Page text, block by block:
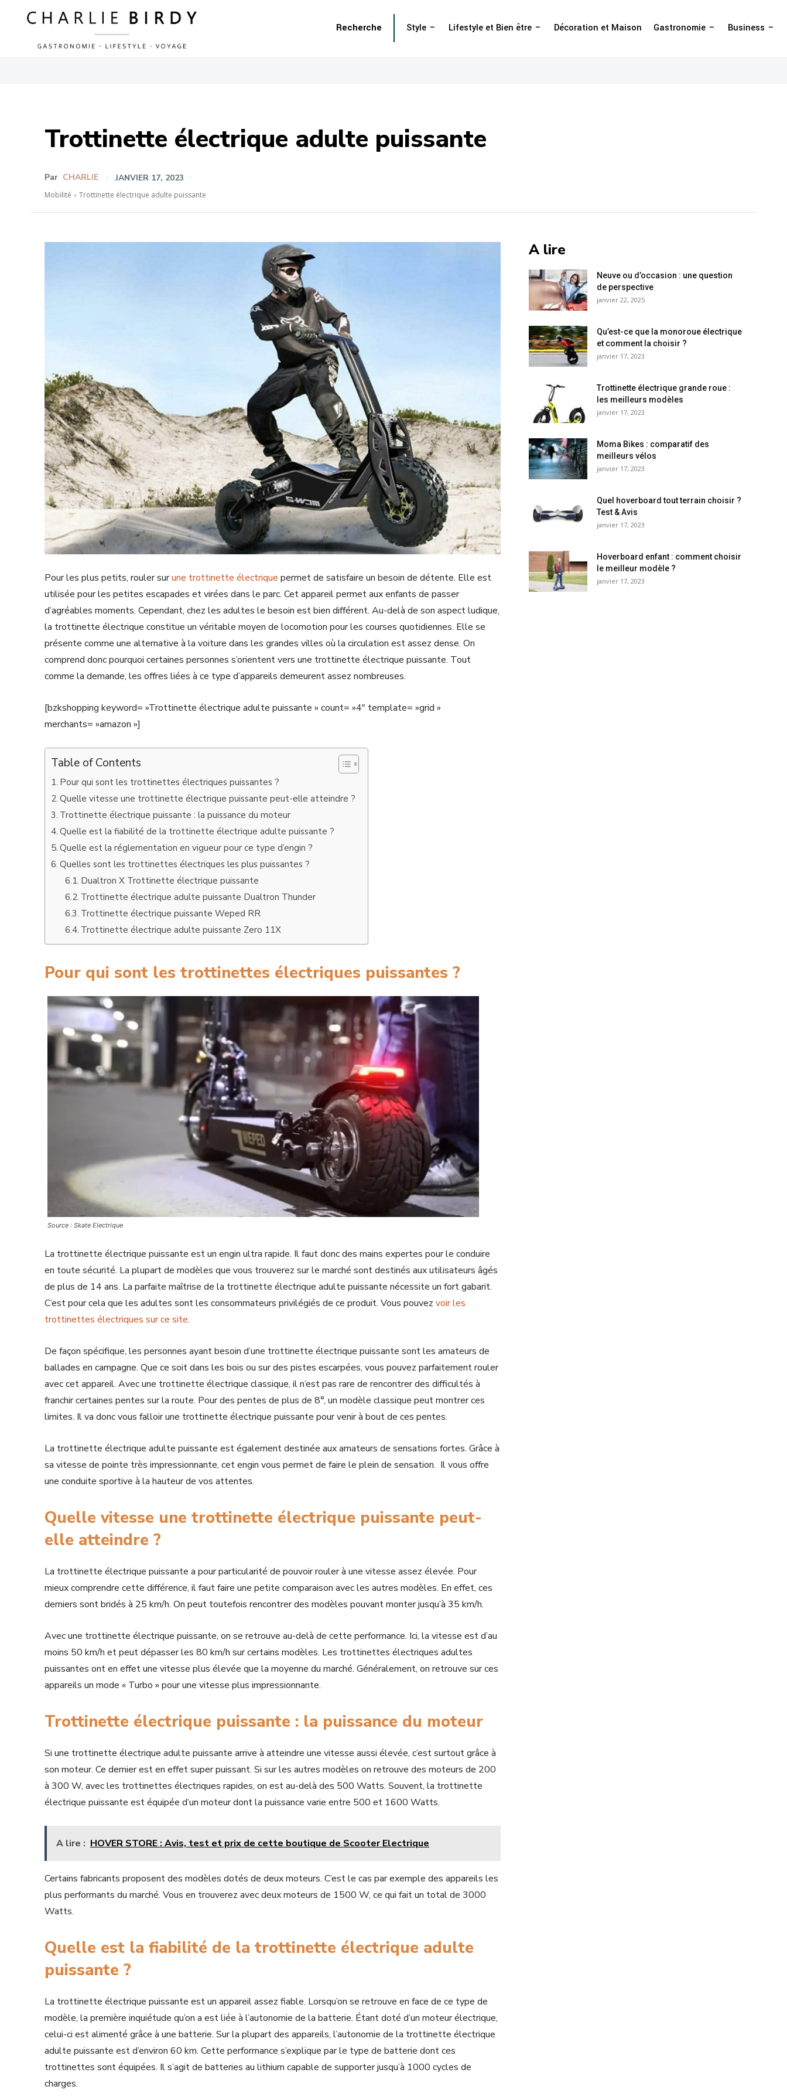
Style Lifestyle et Bien être Décoration et Maison Gastronomie Business
Recherche
Trottinette électrique adulte puissante
Par CHARLIE JANVIER 17, 2023
Mobilité Trottinette électrique adulte puissante
Pour les plus petits, rouler surune trottinette électrique permet de satisfaire un besoin de détente. Elle est
utilisée pour les petites escapades et virées dans le parc. Cet appareil permet aux enfants de passer
d’agréables moments. Cependant, chez les adultes le besoin est bien différent. Au-delà de son aspect ludique,
la trottinette électrique constitue un véritable moyen de locomotion pour les courses quotidiennes. Elle se
présente comme une alternative à la voiture dans les grandes villes où la circulation est assez dense. On
comprend donc pourquoi certaines personnes s’orientent vers une trottinette électrique puissante. Tout
comme la demande, les offres liées à ce type d’appareils demeurent assez nombreuses.
[bzkshopping keyword= »Trottinette électrique adulte puissante » count= »4″ template= »grid »
merchants= »amazon »]
Table of Contents
Pour qui sont les trottinettes électriques puissantes ?
Quelle vitesse une trottinette électrique puissante peut-elle atteindre ?
Trottinette électrique puissante : la puissance du moteur
Quelle est la fiabilité de la trottinette électrique adulte puissante ?
Quelle est la réglementation en vigueur pour ce type d’engin ?
Quelles sont les trottinettes électriques les plus puissantes ?
Dualtron X Trottinette électrique puissante
Trottinette électrique adulte puissante Dualtron Thunder
Trottinette électrique puissante Weped RR
Trottinette électrique adulte puissante Zero 11X
Pour qui sont les trottinettes électriques puissantes ?
Source : Skate Electrique
La trottinette électrique puissante est un engin ultra rapide. Il faut donc des mains expertes pour le conduire
en toute sécurité. La plupart de modèles que vous trouverez sur le marché sont destinés aux utilisateurs âgés
de plus de 14 ans. La parfaite maîtrise de la trottinette électrique adulte puissante nécessite un fort gabarit.
C’est pour cela que les adultes sont les consommateurs privilégiés de ce produit. Vous pouvez voir les
trottinettes électriques sur ce site.
De façon spécifique, les personnes ayant besoin d’une trottinette électrique puissante sont les amateurs de
ballades en campagne. Que ce soit dans les bois ou sur des pistes escarpées, vous pouvez parfaitement rouler
avec cet appareil. Avec une trottinette électrique classique, il n’est pas rare de rencontrer des difficultés à
franchir certaines pentes sur la route. Pour des pentes de plus de 8°, un modèle classique peut montrer ces
limites. Il va donc vous falloir une trottinette électrique puissante pour venir à bout de ces pentes.
La trottinette électrique adulte puissante est également destinée aux amateurs de sensations fortes. Grâce à
sa vitesse de pointe très impressionnante, cet engin vous permet de faire le plein de sensation. Il vous offre
une conduite sportive à la hauteur de vos attentes.
Quelle vitesse une trottinette électrique puissante peut-
elle atteindre ?
La trottinette électrique puissante a pour particularité de pouvoir rouler à une vitesse assez élevée. Pour
mieux comprendre cette différence, il faut faire une petite comparaison avec les autres modèles. En effet, ces
derniers sont bridés à 25 km/h. On peut toutefois rencontrer des modèles pouvant monter jusqu’à 35 km/h.
Avec une trottinette électrique puissante, on se retrouve au-delà de cette performance. Ici, la vitesse est d’au
moins 50 km/h et peut dépasser les 80 km/h sur certains modèles. Les trottinettes électriques adultes
puissantes ont en effet une vitesse plus élevée que la moyenne du marché. Généralement, on retrouve sur ces
appareils un mode « Turbo » pour une vitesse plus impressionnante.
Trottinette électrique puissante : la puissance du moteur
Si une trottinette électrique adulte puissante arrive à atteindre une vitesse aussi élevée, c’est surtout grâce à
son moteur. Ce dernier est en effet super puissant. Si sur les autres modèles on retrouve des moteurs de 200
à 300 W, avec les trottinettes électriques rapides, on est au-delà des 500 Watts. Souvent, la trottinette
électrique puissante est équipée d’un moteur dont la puissance varie entre 500 et 1600 Watts.
A lire : HOVER STORE : Avis, test et prix de cette boutique de Scooter Electrique
Certains fabricants proposent des modèles dotés de deux moteurs. C’est le cas par exemple des appareils les
plus performants du marché. Vous en trouverez avec deux moteurs de 1500 W, ce qui fait un total de 3000
Watts.
Quelle est la fiabilité de la trottinette électrique adulte
puissante ?
La trottinette électrique puissante est un appareil assez fiable. Lorsqu’on se retrouve en face de ce type de
modèle, la première inquiétude qu’on a est liée à l’autonomie de la batterie. Étant doté d’un moteur électrique,
celui-ci est alimenté grâce à une batterie. Sur la plupart des appareils, l’autonomie de la trottinette électrique
adulte puissante est d’environ 60 km. Cette performance s’explique par le type de batterie dont ces
trottinettes sont équipées. Il s’agit de batteries au lithium capable de supporter jusqu’à 1000 cycles de
charges.
A lire
Neuve ou d’occasion : une question
de perspective
janvier 22, 2025
Qu’est-ce que la monoroue électrique
et comment la choisir ?
janvier 17, 2023
Trottinette électrique grande roue :
les meilleurs modèles
janvier 17, 2023
Moma Bikes : comparatif des
meilleurs vélos
janvier 17, 2023
Quel hoverboard tout terrain choisir ?
Test & Avis
janvier 17, 2023
Hoverboard enfant : comment choisir
le meilleur modèle ?
janvier 17, 2023